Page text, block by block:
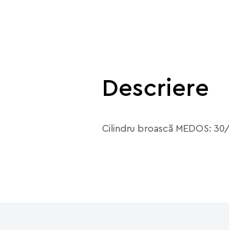
Descriere
Cilindru broască MEDOS: